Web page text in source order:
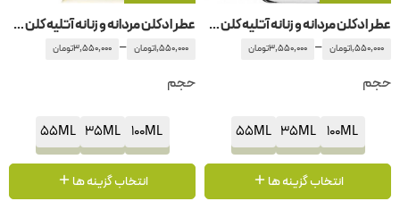
عطر ادکلن مردانه و زنانه آتلیه کلن -آتلیه کلون عود سفیر
1,550,000تومان –
3,550,000تومان
حجم
100ML
35ML
55ML
انتخاب گزینه ها
عطر ادکلن مردانه و زنانه آتلیه کلن -آتلیه کلون گلد لیدر – گلد لدر
1,550,000تومان –
3,550,000تومان
حجم
100ML
35ML
55ML
انتخاب گزینه ها